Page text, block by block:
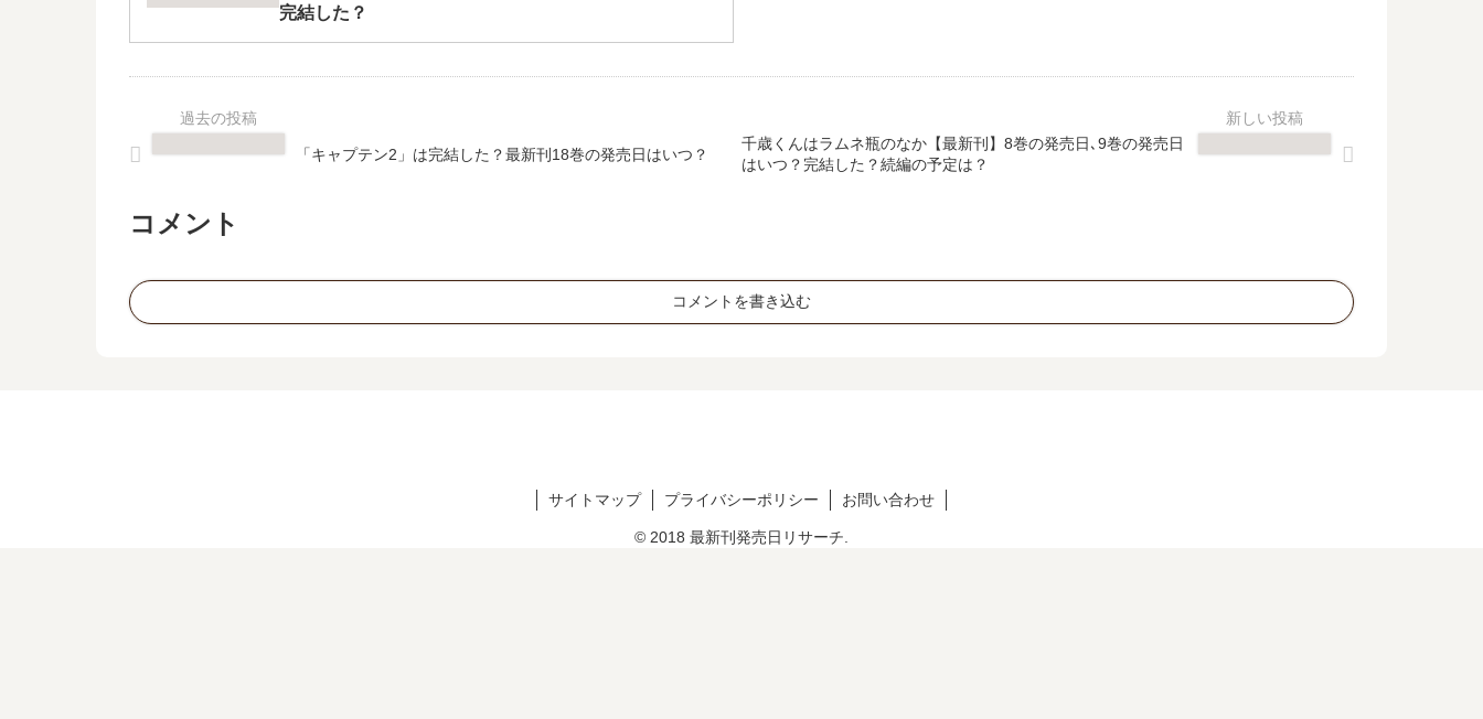
完結した？
「キャプテン2」は完結した？最新刊18巻の発売日はいつ？
千歳くんはラムネ瓶のなか【最新刊】8巻の発売日､9巻の発売日
はいつ？完結した？続編の予定は？
コメント
コメントを書き込む
サイトマップ プライバシーポリシー お問い合わせ
© 2018 最新刊発売日リサーチ.